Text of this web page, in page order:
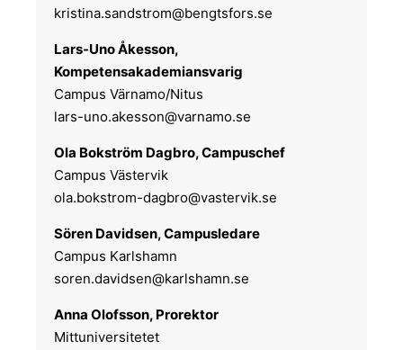
kristina.sandstrom@bengtsfors.se
Lars-Uno Åkesson,
Kompetensakademiansvarig
Campus Värnamo/Nitus
lars-uno.akesson@varnamo.se
Ola Bokström Dagbro, Campuschef
Campus Västervik
ola.bokstrom-dagbro@vastervik.se
Sören Davidsen, Campusledare
Campus Karlshamn
soren.davidsen@karlshamn.se
Anna Olofsson, Prorektor
Mittuniversitetet